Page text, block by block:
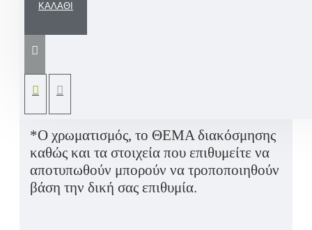
ΚΑΛΆΘΙ
Ένα εντυπωσιακό ξύλινο κουτί
μπιζουτιερα με εσωτερικό καθρέφτη,
διακοσμημένη και ζωγραφισμένη στο χέρι
*Ο χρωματισμός, το ΘΕΜΑ διακόσμησης
καθώς και τα στοιχεία που επιθυμείτε να
αποτυπωθούν μπορούν να τροποποιηθούν
βάση την δική σας επιθυμία.